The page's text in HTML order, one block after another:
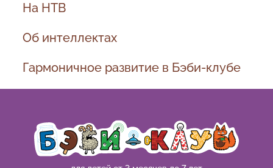
На НТВ
Об интеллектах
Гармоничное развитие в Бэби-клубе